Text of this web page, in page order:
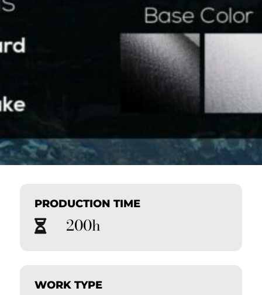
PRODUCTION TIME
200h
WORK TYPE